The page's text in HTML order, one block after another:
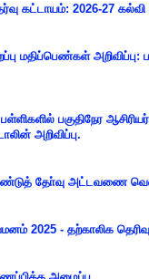
கட்டாயம்: 2026-27
மதிப்பெண்கள் அறிவிப்பு:
பகுதிநேர
அறிவிப்பு.
தோ்வு அட்டவணை
2025 - தற்காலிக
அழைப்பு